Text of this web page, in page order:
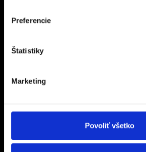
Preferencie
Štatistiky
Marketing
Povoliť všetko
Hľadáte spoľahlivého
dodávateľa?